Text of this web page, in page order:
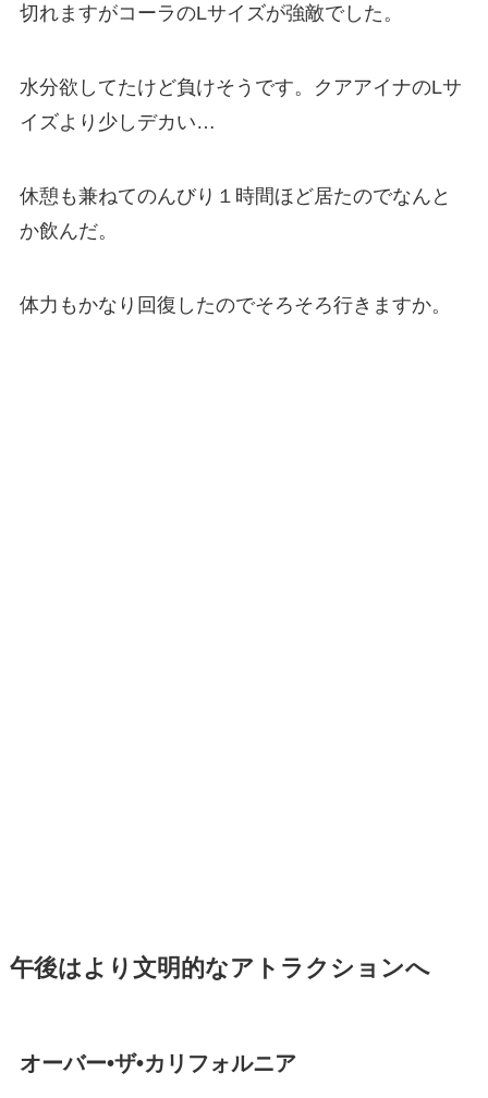
切れますがコーラのLサイズが強敵でした。
水分欲してたけど負けそうです。クアアイナのLサ
イズより少しデカい…
休憩も兼ねてのんびり１時間ほど居たのでなんと
か飲んだ。
体力もかなり回復したのでそろそろ行きますか。
午後はより文明的なアトラクションへ
オーバー•ザ•カリフォルニア